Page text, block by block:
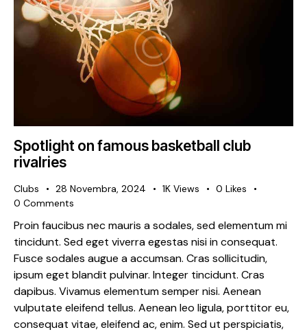
Spotlight on famous basketball club
rivalries
Clubs 28 Novembra, 2024 1K Views 0 Likes
0 Comments
Proin faucibus nec mauris a sodales, sed elementum mi
tincidunt. Sed eget viverra egestas nisi in consequat.
Fusce sodales augue a accumsan. Cras sollicitudin,
ipsum eget blandit pulvinar. Integer tincidunt. Cras
dapibus. Vivamus elementum semper nisi. Aenean
vulputate eleifend tellus. Aenean leo ligula, porttitor eu,
consequat vitae, eleifend ac, enim. Sed ut perspiciatis,